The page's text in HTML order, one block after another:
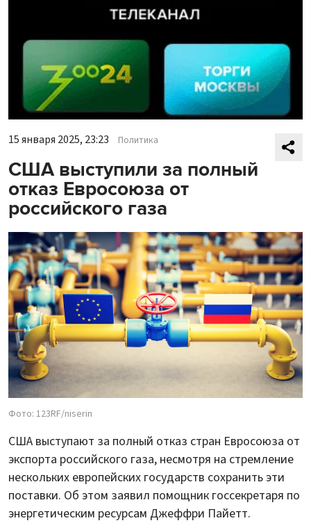
15 января 2025, 23:23 Политика
США выступили за полный
отказ Евросоюза от
российского газа
Фото: 123RF/niserin
США выступают за полный отказ стран Евросоюза от
экспорта российского газа, несмотря на стремление
нескольких европейских государств сохранить эти
поставки. Об этом заявил помощник госсекретаря по
энергетическим ресурсам Джеффри Пайетт.